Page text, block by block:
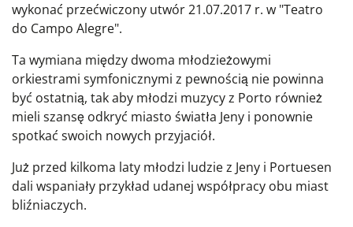
wykonać przećwiczony utwór 21.07.2017 r. w "Teatro
do Campo Alegre".
Ta wymiana między dwoma młodzieżowymi
orkiestrami symfonicznymi z pewnością nie powinna
być ostatnią, tak aby młodzi muzycy z Porto również
mieli szansę odkryć miasto światła Jeny i ponownie
spotkać swoich nowych przyjaciół.
Już przed kilkoma laty młodzi ludzie z Jeny i Portuesen
dali wspaniały przykład udanej współpracy obu miast
bliźniaczych.